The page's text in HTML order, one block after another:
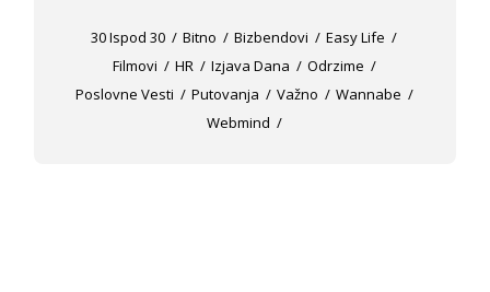
30 Ispod 30 Bitno Bizbendovi
Easy Life
Filmovi
HR Izjava Dana
Odrzime
Poslovne Vesti
Putovanja Važno
Wannabe
Webmind